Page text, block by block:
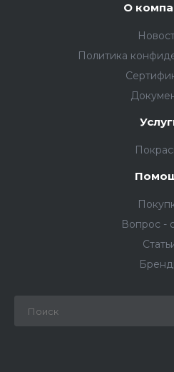
О
Политика
Вопрос -